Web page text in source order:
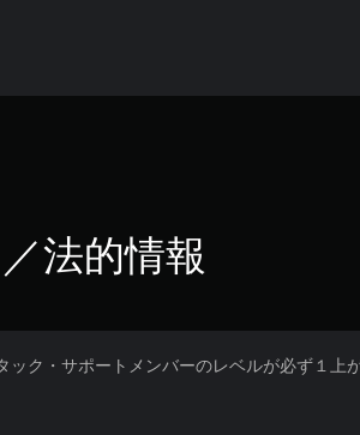
法的情報
ク・サポートメンバーのレベルが必ず１上